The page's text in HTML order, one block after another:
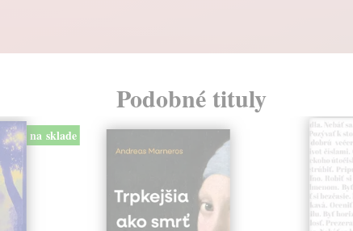
Podobné tituly
na sklade